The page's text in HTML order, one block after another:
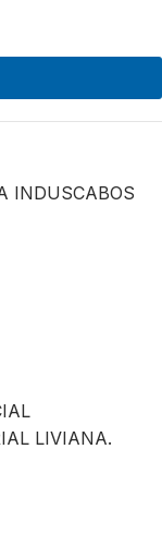
INDUSCABOS
LIVIANA.